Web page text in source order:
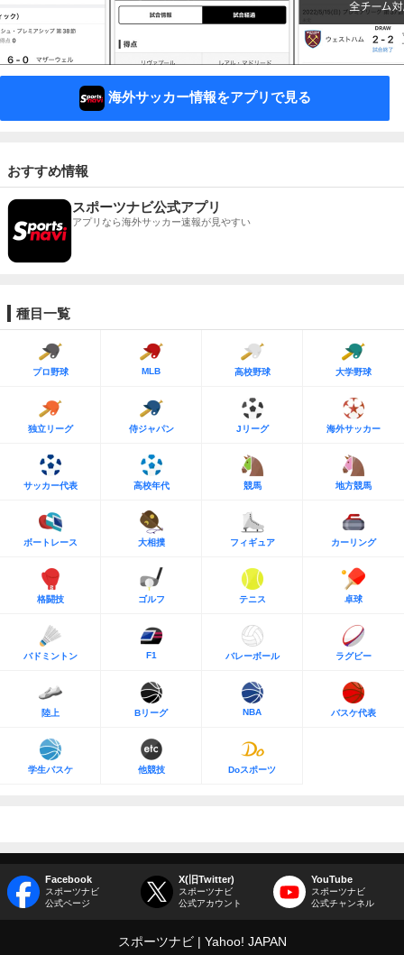
海外サッカー情報をアプリで見る
おすすめ情報
スポーツナビ公式アプリ
アプリなら海外サッカー速報が見やすい
種目一覧
プロ野球 MLB 高校野球 大学野球
独立リーグ 侍ジャパン Jリーグ 海外サッカー
サッカー代表 高校年代 競馬 地方競馬
ボートレース 大相撲 フィギュア カーリング
格闘技 ゴルフ テニス 卓球
バドミントン F1 バレーボール ラグビー
陸上 Bリーグ NBA バスケ代表
学生バスケ 他競技 Doスポーツ
Facebook
スポーツナビ
公式ページ
X(旧Twitter)
スポーツナビ
公式アカウント
YouTube
スポーツナビ
公式チャンネル
スポーツナビ Yahoo! JAPAN